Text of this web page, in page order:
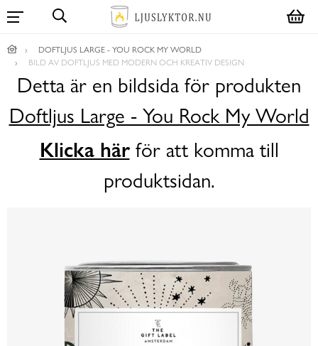
DOFTLJUS LARGE - YOU ROCK MY WORLD
BILD AV DOFTLJUS MED MODERN OCH KREATIV DESIGN
Detta är en bildsida för produkten
Doftljus Large - You Rock My World
Klicka härför att komma till
produktsidan.